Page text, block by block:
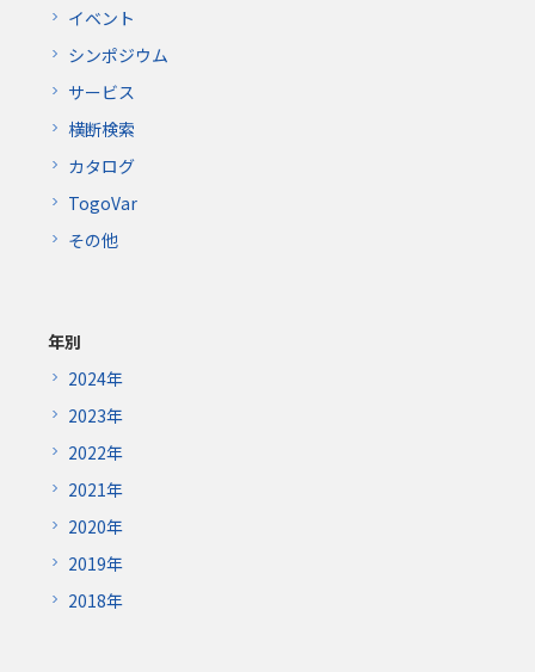
イベント
シンポジウム
サービス
横断検索
カタログ
TogoVar
その他
年別
2024年
2023年
2022年
2021年
2020年
2019年
2018年